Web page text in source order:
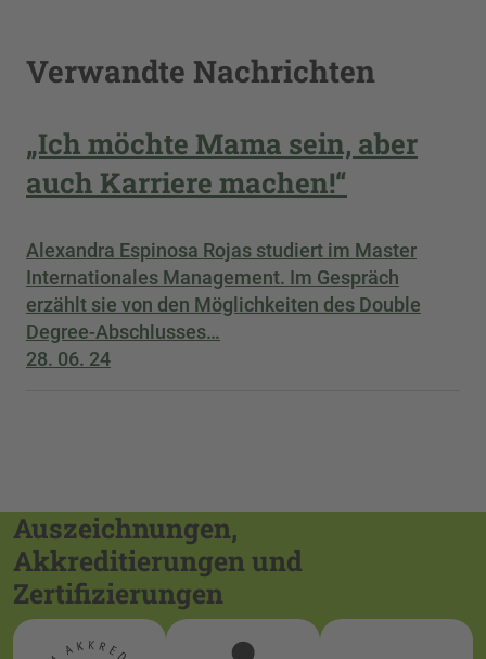
Verwandte Nachrichten
„Ich möchte Mama sein, aber
auch Karriere machen!“
Alexandra Espinosa Rojas studiert im Master
Internationales Management. Im Gespräch
erzählt sie von den Möglichkeiten des Double
Degree-Abschlusses…
28. 06. 24
Auszeichnungen,
Akkreditierungen und
Zertifizierungen